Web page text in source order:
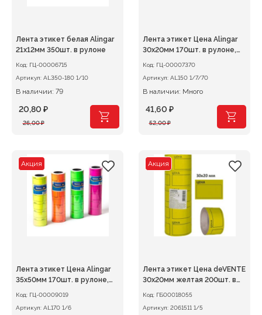
Лента этикет белая Alingar
21х12мм 350шт. в рулоне
Код: ГЦ-00006715
Артикул:
AL350-180 1/10
В наличии: 79
26,00₽
Первоначальная
26,00 ₽.
20,80 ₽
Текущая
Лента этикет Цена Alingar
30х20мм 170шт. в рулоне,
ассорти НЕОН
Код: ГЦ-00007370
Артикул:
AL150 1/7/70
В наличии: Много
52,00₽
Первоначальная
52,00 ₽.
41,60 ₽
Текущая
Акция
Лента этикет Цена Alingar
35х50мм 170шт. в рулоне,
ассорти НЕОН
Код: ГЦ-00009019
Артикул:
AL170 1/6
Акция
Лента этикет Цена deVENTE
30х20мм желтая 200шт. в
Код: ГБ00018055
Артикул:
2061511 1/5